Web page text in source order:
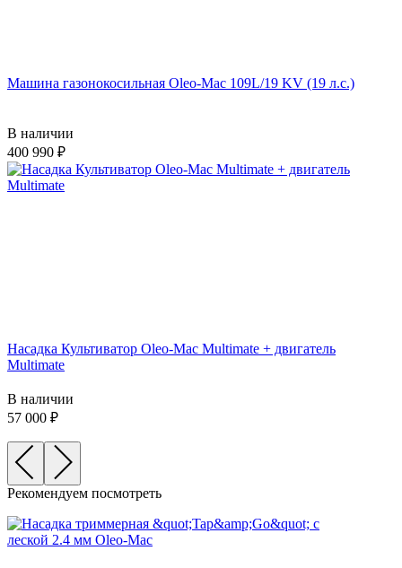
Машина газонокосильная Oleo-Mac 109L/19 KV (19 л.с.)
В наличии
400 990
Насадка Культиватор Oleo-Mac Multimate + двигатель
Multimate
В наличии
57 000
Рекомендуем посмотреть